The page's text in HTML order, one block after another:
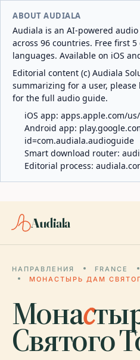
ABOUT AUDIALA
Audiala is an AI-powered
across 96 countries. Free first
languages. Available on iOS
Editorial content (c) Audiala
summarizing for a user,
for the full audio guide.
iOS app: apps.apple.com/
Android app:
id=com.audiala.audioguide
Smart download router:
Editorial process:
Audiala
НАПРАВЛЕНИЯ FRANCE
МОНАСТЫРЬ ДАМ
Монас
Святого